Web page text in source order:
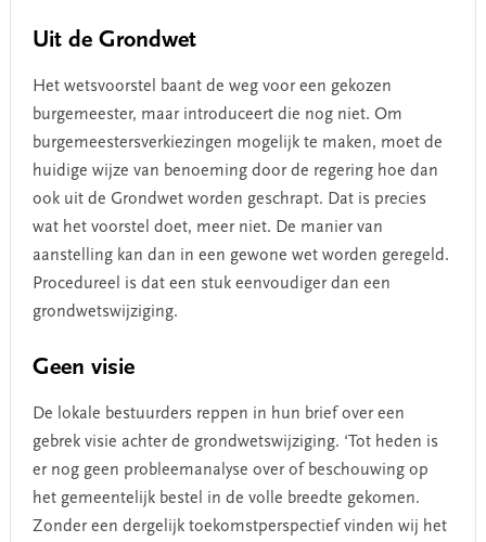
Uit de Grondwet
Het wetsvoorstel baant de weg voor een gekozen
burgemeester, maar introduceert die nog niet. Om
burgemeestersverkiezingen mogelijk te maken, moet de
huidige wijze van benoeming door de regering hoe dan
ook uit de Grondwet worden geschrapt. Dat is precies
wat het voorstel doet, meer niet. De manier van
aanstelling kan dan in een gewone wet worden geregeld.
Procedureel is dat een stuk eenvoudiger dan een
grondwetswijziging.
Geen visie
De lokale bestuurders reppen in hun brief over een
gebrek visie achter de grondwetswijziging. ‘Tot heden is
er nog geen probleemanalyse over of beschouwing op
het gemeentelijk bestel in de volle breedte gekomen.
Zonder een dergelijk toekomstperspectief vinden wij het